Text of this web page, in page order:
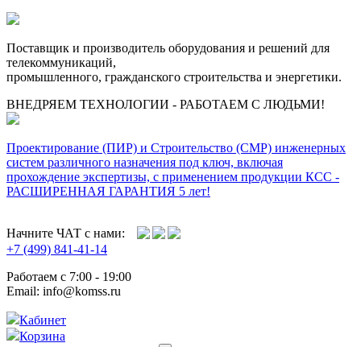
Поставщик и производитель оборудования и решений для
телекоммуникаций,
промышленного, гражданского строительства и энергетики.
ВНЕДРЯЕМ ТЕХНОЛОГИИ - РАБОТАЕМ С ЛЮДЬМИ!
Проектирование (ПИР) и Cтроительство (СМР) инженерных
систем различного назначения под ключ, включая
прохождение экспертизы, с применением продукции КСС -
РАСШИРЕННАЯ ГАРАНТИЯ 5 лет!
Начните ЧАТ с нами:
+7 (499) 841-41-14
Работаем с 7:00 - 19:00
Email: info@komss.ru
Кабинет
Корзина